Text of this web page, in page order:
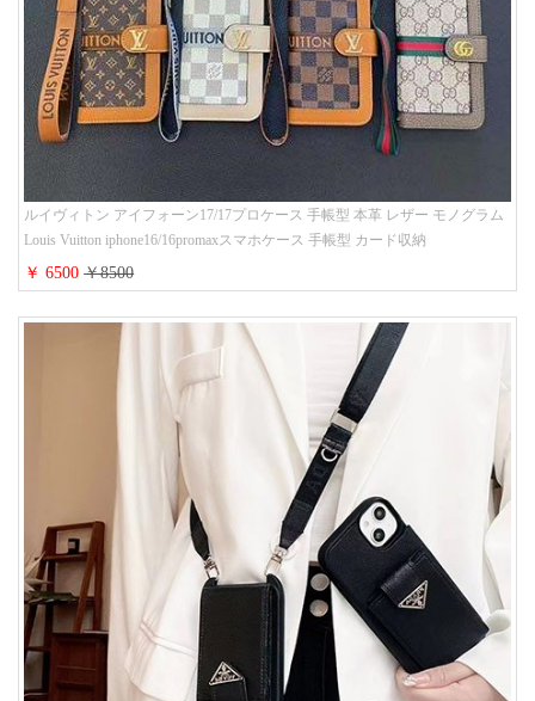
ルイヴィトン アイフォーン17/17プロケース 手帳型 本革 レザー モノグラム
Louis Vuitton iphone16/16promaxスマホケース 手帳型 カード収納
iphone15/14/13ケース ビジネス風 GUCCI galaxy s26/s25/s24ケース 手帳型 大
人 可愛い
￥ 6500￥8500